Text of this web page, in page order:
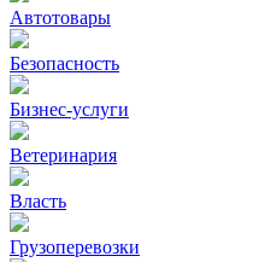
Автотовары
Безопасность
Бизнес-услуги
Ветеринария
Власть
Грузоперевозки